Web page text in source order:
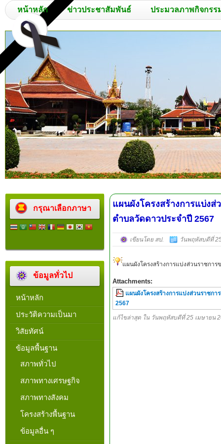
หน้าหลัก ข่าวประชาสัมพันธ์ ประมวลภาพกิจกรร
กรุณาเลือกภาษา
ข้อมูลทั่วไป
หน้าหลัก
ประวัติความเป็นมา
วิสัยทัศน์
ข้อมูลพื้นฐาน
สภาพทั่วไป
สภาพทางเศรษฐกิจ
สภาพทางสังคม
โครงสร้างพื้นฐาน
ข้อมูลอื่น ๆ
แผนผังโครงสร้างการแบ่ง
ตำบลวัดดาวประจำปี 2567
เขียนโดย สป. วันพฤหัสบดีที่
แผนผังโครงสร้างการแบ่งส่วนราชกา
Attachments:
แผนผังโครงสร้างการแบ่งส่วนราชก
2567
แก้ไขล่าสุด ใน วันพฤหัสบดีที่ 25 เมษายน